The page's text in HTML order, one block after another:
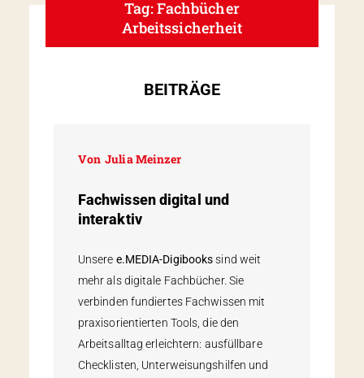
Tag: Fachbücher
Arbeitssicherheit
BEITRÄGE
Von Julia Meinzer
Fachwissen digital und
interaktiv
Unsere e.MEDIA-Digibookssind weit
mehr als digitale Fachbücher. Sie
verbinden fundiertes Fachwissen mit
praxisorientierten Tools, die den
Arbeitsalltag erleichtern: ausfüllbare
Checklisten, Unterweisungshilfen und